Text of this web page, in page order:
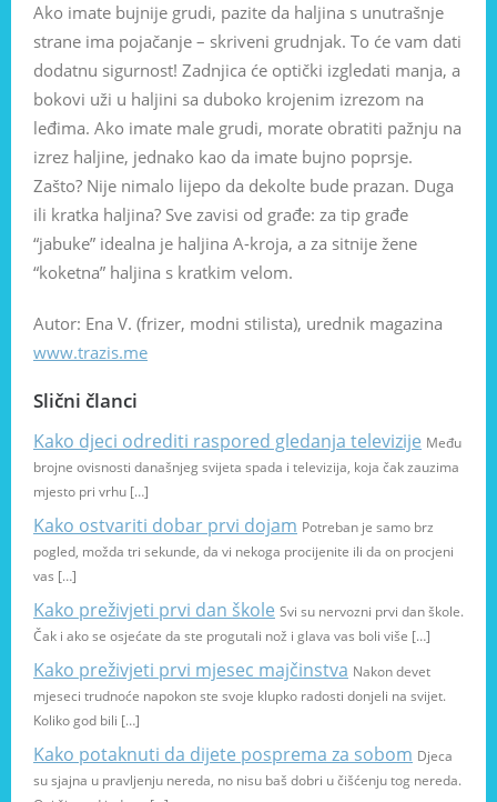
Ako imate bujnije grudi, pazite da haljina s unutrašnje
strane ima pojačanje – skriveni grudnjak. To će vam dati
dodatnu sigurnost! Zadnjica će optički izgledati manja, a
bokovi uži u haljini sa duboko krojenim izrezom na
leđima. Ako imate male grudi, morate obratiti pažnju na
izrez haljine, jednako kao da imate bujno poprsje.
Zašto? Nije nimalo lijepo da dekolte bude prazan. Duga
ili kratka haljina? Sve zavisi od građe: za tip građe
“jabuke” idealna je haljina A-kroja, a za sitnije žene
“koketna” haljina s kratkim velom.
Autor: Ena V. (frizer, modni stilista), urednik magazina
www.trazis.me
Slični članci
Kako djeci odrediti raspored gledanja televizije Među
brojne ovisnosti današnjeg svijeta spada i televizija, koja čak zauzima
mjesto pri vrhu […]
Kako ostvariti dobar prvi dojam Potreban je samo brz
pogled, možda tri sekunde, da vi nekoga procijenite ili da on procjeni
vas […]
Kako preživjeti prvi dan škole Svi su nervozni prvi dan škole.
Čak i ako se osjećate da ste progutali nož i glava vas boli više […]
Kako preživjeti prvi mjesec majčinstva Nakon devet
mjeseci trudnoće napokon ste svoje klupko radosti donjeli na svijet.
Koliko god bili […]
Kako potaknuti da dijete posprema za sobom Djeca
su sjajna u pravljenju nereda, no nisu baš dobri u čišćenju tog nereda.